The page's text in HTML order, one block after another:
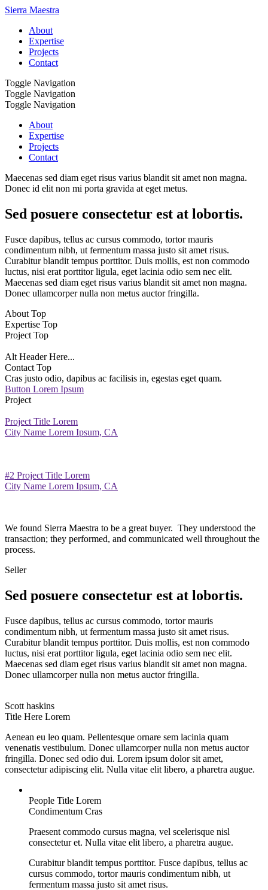
Sierra Maestra
About
Expertise
Projects
Contact
Toggle Navigation
Toggle Navigation
Toggle Navigation
About
Expertise
Projects
Contact
Maecenas sed diam eget risus varius blandit sit amet non magna.
Donec id elit non mi porta gravida at eget metus.
Sed posuere consectetur est at lobortis.
Fusce dapibus, tellus ac cursus commodo, tortor mauris
condimentum nibh, ut fermentum massa justo sit amet risus.
Curabitur blandit tempus porttitor. Duis mollis, est non commodo
luctus, nisi erat porttitor ligula, eget lacinia odio sem nec elit.
Maecenas sed diam eget risus varius blandit sit amet non magna.
Donec ullamcorper nulla non metus auctor fringilla.
About Top
Expertise Top
Project Top
Alt Header Here...
Contact Top
Cras justo odio, dapibus ac facilisis in, egestas eget quam.
Button Lorem Ipsum
Project
Project Title Lorem
City Name Lorem Ipsum, CA
#2 Project Title Lorem
City Name Lorem Ipsum, CA
We found Sierra Maestra to be a great buyer. They understood the
transaction; they performed, and communicated well throughout the
process.
Seller
Sed posuere consectetur est at lobortis.
Fusce dapibus, tellus ac cursus commodo, tortor mauris
condimentum nibh, ut fermentum massa justo sit amet risus.
Curabitur blandit tempus porttitor. Duis mollis, est non commodo
luctus, nisi erat porttitor ligula, eget lacinia odio sem nec elit.
Maecenas sed diam eget risus varius blandit sit amet non magna.
Donec ullamcorper nulla non metus auctor fringilla.
Scott haskins
Title Here Lorem
Aenean eu leo quam. Pellentesque ornare sem lacinia quam
venenatis vestibulum. Donec ullamcorper nulla non metus auctor
fringilla. Donec sed odio dui. Lorem ipsum dolor sit amet,
consectetur adipiscing elit. Nulla vitae elit libero, a pharetra augue.
People Title Lorem
Condimentum Cras
Praesent commodo cursus magna, vel scelerisque nisl
consectetur et. Nulla vitae elit libero, a pharetra augue.
Curabitur blandit tempus porttitor. Fusce dapibus, tellus ac
cursus commodo, tortor mauris condimentum nibh, ut
fermentum massa justo sit amet risus.